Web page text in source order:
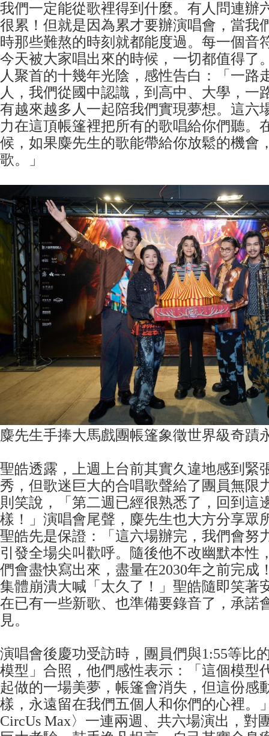
我們一定能從歌裡得到什麼。有人問連辦
很累！但就是因為累才要辦演唱會，當我
時那些難熬的時刻就都能度過。每一個音
今天被大家唱出來的時候，一切都值得了
人聚首的十幾年光陰，感性告白：「一路
人，我們從國中認識，到高中、大學，一
有越來越多人一起陪我們實現夢想。這六
力在這頂帳篷裡把所有的歌唱給你們聽。
候，如果麋先生的歌能帶給你放鬆的機會
歌。」
麋先生手捧大馬戲團帳篷象徵世界級奇蹟
聖皓透露，上週上台前其實久違地感到緊
秀，但歌迷巨大的合唱歌聲給了團員無限
則笑說，「第二週已經很熟悉了，回到這
樣！」演唱會尾聲，麋先生也大方分享眾
聖皓先是保證：「這六場辦完，我們會努
引發全場尖叫歡呼。隨後他不改幽默本性
們會盡快寫出來，盡量在2030年之前完成
集體崩潰大喊「太久了！」聖皓隨即笑著
在已有一些新歌、也準備要錄音了，承諾
見。
演唱會後慶功受訪時，團員們與1:55等比
模型」合照，他們感性表示：「這個模型
起做的一場美夢，帳篷會消失，但這份感
樣，永遠留在我們五個人和你們的心裡。
CircUs Max〉一連兩週、共六場演出，對